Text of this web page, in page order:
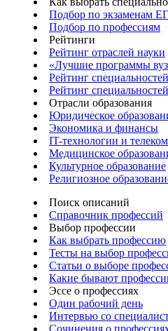
Подбор по экзаменам
Подбор по профессиям
Рейтинги
Рейтинг отраслей науки
«Лучшие программы
Рейтинг
Рейтинг
Отрасли образования
Юридическое
Экономика и финансы
IT-технологии и
Медицинское
Культурное образование
Религиозное
Поиск описаний
Справочник профессий
Выбор профессии
Как выбрать профессию
Тесты на выбор
Статьи о выборе
Какие бывают
Эссе о профессиях
Один рабочий день
Интервью со
Сочинения о